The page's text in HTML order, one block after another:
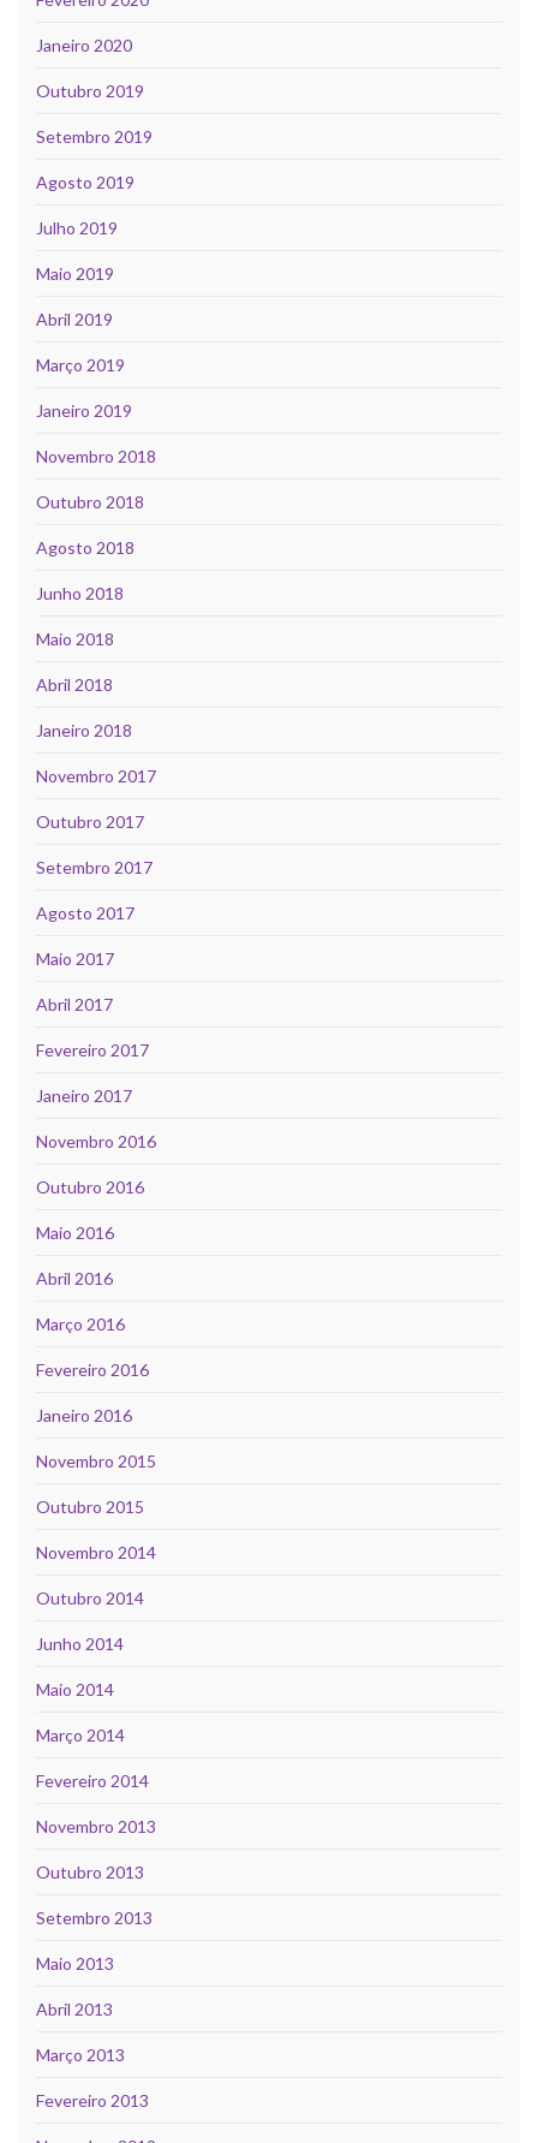
Janeiro 2020
Outubro 2019
Setembro 2019
Agosto 2019
Julho 2019
Maio 2019
Abril 2019
Março 2019
Janeiro 2019
Novembro 2018
Outubro 2018
Agosto 2018
Junho 2018
Maio 2018
Abril 2018
Janeiro 2018
Novembro 2017
Outubro 2017
Setembro 2017
Agosto 2017
Maio 2017
Abril 2017
Fevereiro 2017
Janeiro 2017
Novembro 2016
Outubro 2016
Maio 2016
Abril 2016
Março 2016
Fevereiro 2016
Janeiro 2016
Novembro 2015
Outubro 2015
Novembro 2014
Outubro 2014
Junho 2014
Maio 2014
Março 2014
Fevereiro 2014
Novembro 2013
Outubro 2013
Setembro 2013
Maio 2013
Abril 2013
Março 2013
Fevereiro 2013